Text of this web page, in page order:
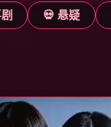
💀 悬疑